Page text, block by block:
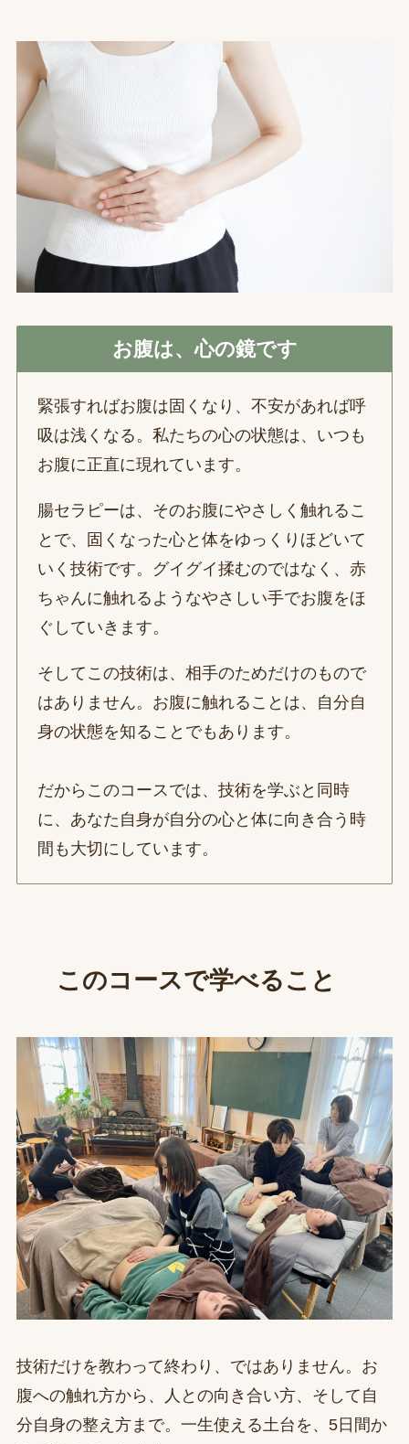
お腹は、心の鏡です
緊張すればお腹は固くなり、不安があれば呼
吸は浅くなる。私たちの心の状態は、いつも
お腹に正直に現れています。
腸セラピーは、そのお腹にやさしく触れるこ
とで、固くなった心と体をゆっくりほどいて
いく技術です。グイグイ揉むのではなく、赤
ちゃんに触れるようなやさしい手でお腹をほ
ぐしていきます。
そしてこの技術は、相手のためだけのもので
はありません。お腹に触れることは、自分自
身の状態を知ることでもあります。
だからこのコースでは、技術を学ぶと同時
に、あなた自身が自分の心と体に向き合う時
間も大切にしています。
このコースで学べること
技術だけを教わって終わり、ではありません。お
腹への触れ方から、人との向き合い方、そして自
分自身の整え方まで。一生使える土台を、5日間か